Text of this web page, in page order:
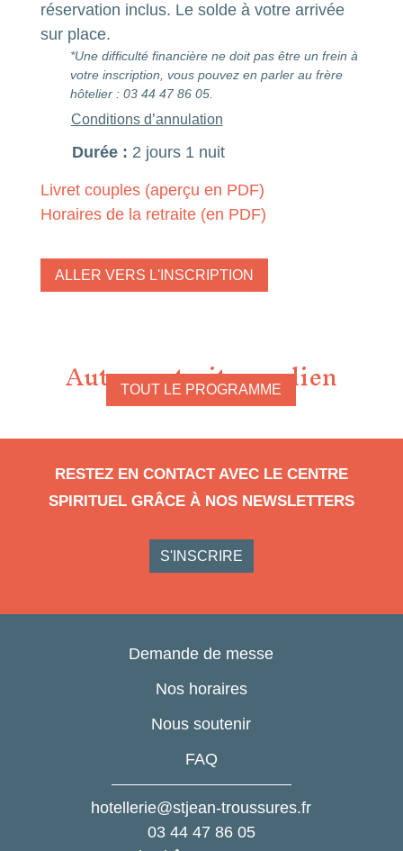
réservation inclus. Le solde à votre arrivée
sur place.
Conditions d’annulation
Durée : 2 jours 1 nuit
Livret couples (aperçu en PDF)
Horaires de la retraite (en PDF)
ALLER VERS L'INSCRIPTION
Autres retraites en lien
TOUT LE PROGRAMME
RESTEZ EN CONTACT AVEC LE CENTRE
SPIRITUEL GRÂCE À NOS NEWSLETTERS
S'INSCRIRE
Demande de messe
Nos horaires
Nous soutenir
FAQ
hotellerie@stjean-troussures.fr
03 44 47 86 05